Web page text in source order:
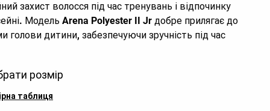
захист волосся під час тренувань і відпочинку
Модель Arena Polyester II Jr добре прилягає до
голови дитини, забезпечуючи зручність під час
не призначена для довгого волосся, що
розмір
таблиця